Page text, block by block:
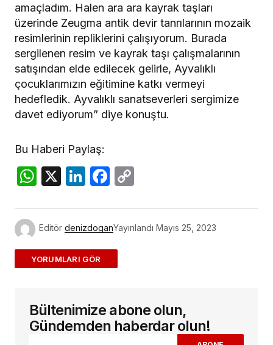
amaçladım. Halen ara ara kayrak taşları
üzerinde Zeugma antik devir tanrılarının mozaik
resimlerinin repliklerini çalışıyorum. Burada
sergilenen resim ve kayrak taşı çalışmalarının
satışından elde edilecek gelirle, Ayvalıklı
çocuklarımızın eğitimine katkı vermeyi
hedefledik. Ayvalıklı sanatseverleri sergimize
davet ediyorum” diye konuştu.
Bu Haberi Paylaş:
WhatsApp
X LinkedIn
Facebook
Editör denizdoganYayınlandı Mayıs 25, 2023
ADD A COMMENT
E-posta adresiniz yayınlanmayacak.
alanlar*ile işaretlenmişlerdir
Bültenimize abone olun,
Gündemden haberdar olun!